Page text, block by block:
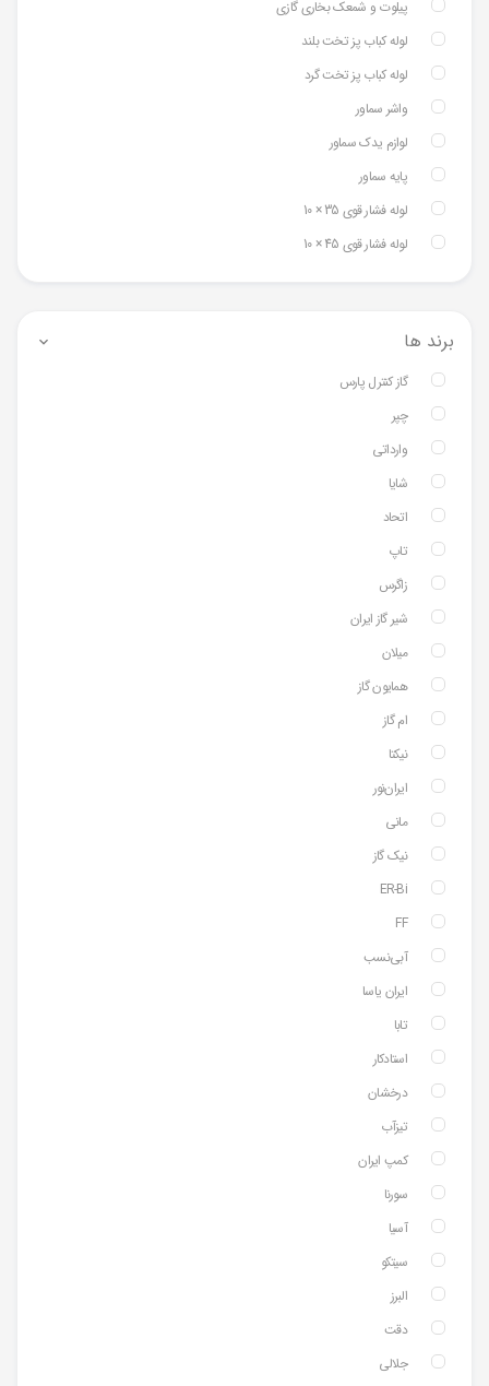
پیلوت و شمعک بخاری گازی
لوله کباب پز تخت بلند
لوله کباب پز تخت گرد
واشر سماور
لوازم یدک سماور
پایه سماور
لوله فشار قوی 35 × 10
لوله فشار قوی 45 × 10
برند ها
گاز کنترل پارس
چپر
وارداتی
شایا
اتحاد
تاپ
زاگرس
شیر گاز ایران
میلان
همایون گاز
ام گاز
نیکتا
ایران‌نور
مانی
نیک گاز
ER-Bi
FF
آبی‌نسب
ایران یاسا
تابا
استادکار
درخشان
تیزآب
کمپ ایران
سورنا
آسیا
سیتکو
البرز
دقت
جلالی